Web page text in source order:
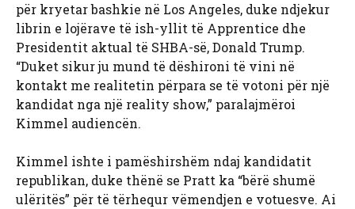
për kryetar bashkie në Los Angeles, duke ndjekur
librin e lojërave të ish-yllit të Apprentice dhe
Presidentit aktual të SHBA-së, Donald Trump.
“Duket sikur ju mund të dëshironi të vini në
kontakt me realitetin përpara se të votoni për një
kandidat nga një reality show,” paralajmëroi
Kimmel audiencën.
Kimmel ishte i pamëshirshëm ndaj kandidatit
republikan, duke thënë se Pratt ka “bërë shumë
ulëritës” për të tërhequr vëmendjen e votuesve. Ai